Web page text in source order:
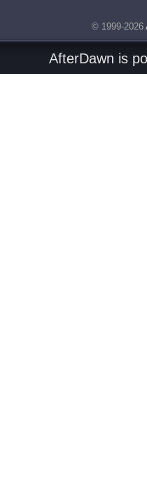
© 1999-2026
AfterDawn is